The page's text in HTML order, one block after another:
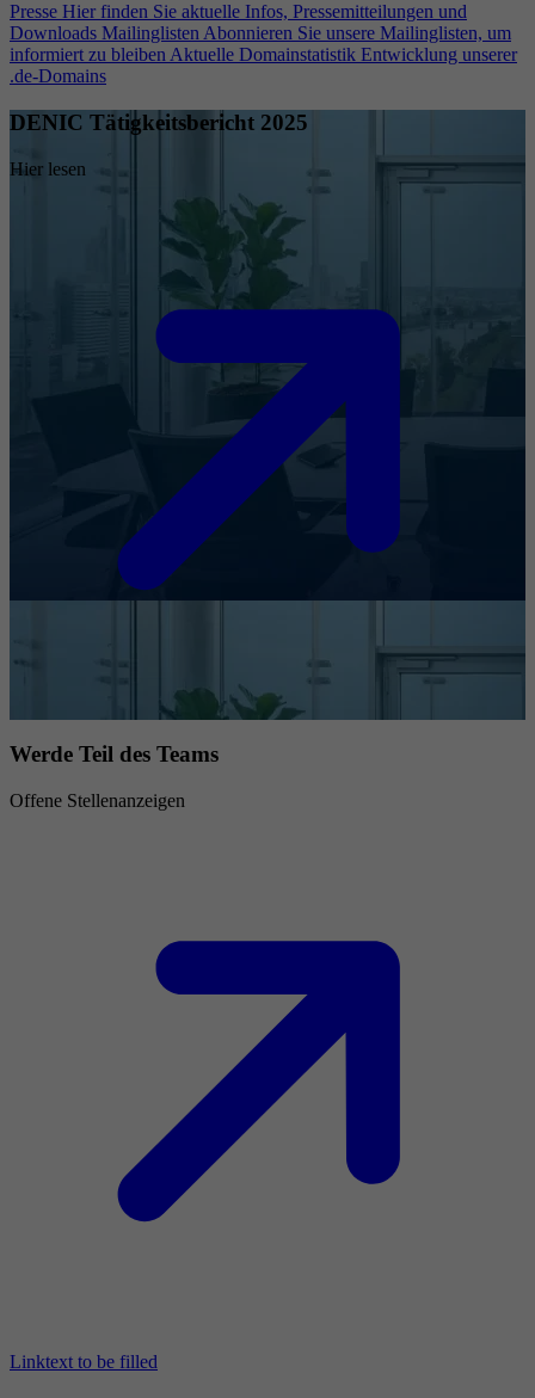
Presse Hier finden Sie aktuelle Infos, Pressemitteilungen und
Downloads Mailinglisten Abonnieren Sie unsere Mailinglisten, um
informiert zu bleiben Aktuelle Domainstatistik Entwicklung unserer
.de-Domains
DENIC Tätigkeitsbericht 2025
Hier lesen
Werde Teil des Teams
Offene Stellenanzeigen
Linktext to be filled